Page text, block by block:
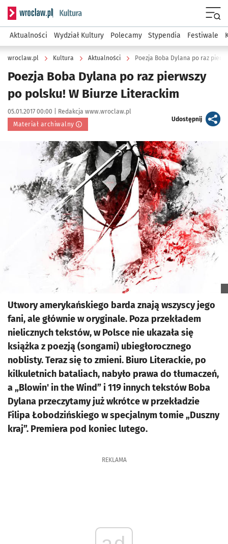
Serwis informacyjny wroclaw.pl podserwis: Kultura
Aktualności Wydział Kultury Polecamy Stypendia Festiwale
wroclaw.pl Kultura Aktualności Poezja Boba Dylana po raz
Poezja Boba Dylana po raz pierwszy
po polsku! W Biurze Literackim
Data publikacji:
05.01.2017 00:00 | Autor:
Redakcja www.wroclaw.pl
Materiał archiwalny
Udostępnijartykuł
Kliknij, aby powiększyć
Utwory amerykańskiego barda znają wszyscy jego
fani, ale głównie w oryginale. Poza przekładem
nielicznych tekstów, w Polsce nie ukazała się
książka z poezją (songami) ubiegłorocznego
noblisty. Teraz się to zmieni. Biuro Literackie, po
kilkuletnich bataliach, nabyło prawa do tłumaczeń,
a „Blowin' in the Wind” i 119 innych tekstów Boba
Dylana przeczytamy już wkrótce w przekładzie
Filipa Łobodzińskiego w specjalnym tomie „Duszny
kraj”. Premiera pod koniec lutego.
REKLAMA